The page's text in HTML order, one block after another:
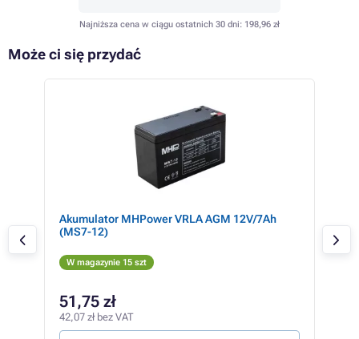
Najniższa cena w ciągu ostatnich 30 dni: 198,96 zł
Może ci się przydać
Akumulator MHPower VRLA AGM 12V/7Ah
(MS7-12)
W magazynie 15 szt
51,75 zł
42,07 zł bez VAT